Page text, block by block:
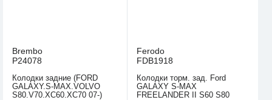
Brembo
P24078
Колодки задние (FORD
GALAXY.S-MAX.VOLVO
S80.V70.XC60.XC70 07-)
Ferodo
FDB1918
Колодки торм. зад. Ford
GALAXY S-MAX
FREELANDER II S60 S80